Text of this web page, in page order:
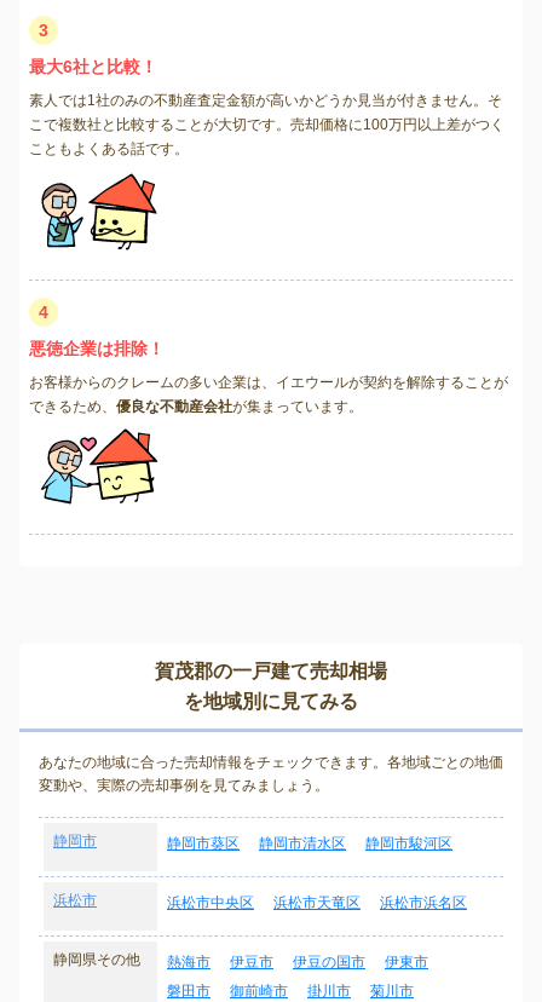
3
最大6社と比較！
素人では1社のみの不動産査定金額が高いかどうか見当が付きません。そ
こで複数社と比較することが大切です。売却価格に100万円以上差がつく
こともよくある話です。
4
悪徳企業は排除！
お客様からのクレームの多い企業は、イエウールが契約を解除することが
できるため、 優良な不動産会社が集まっています。
賀茂郡の一戸建て売却相場
を地域別に見てみる
あなたの地域に合った売却情報をチェックできます。各地域ごとの地価
変動や、実際の売却事例を見てみましょう。
静岡市 静岡市葵区 静岡市清水区 静岡市駿河区
浜松市 浜松市中央区 浜松市天竜区 浜松市浜名区
静岡県その他 熱海市 伊豆市 伊豆の国市
伊東市
磐田市
御前崎市 掛川市
菊川市